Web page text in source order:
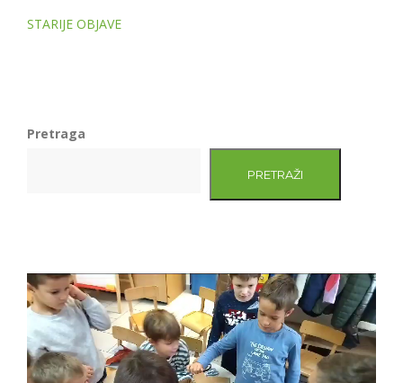
Navigacija
STARIJE OBJAVE
Pretraga
PRETRAŽI